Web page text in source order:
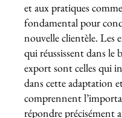
et aux pratiques
fondamental pour
nouvelle clientèle. Les
qui réussissent dans le
export sont celles qui
dans cette adaptation
comprennent
répondre précisément